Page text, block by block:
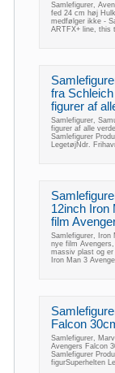
Samlefigurer,
fed 24 cm høj
medfølger ikke -
ARTFX+ line, this
fra
figurer af
Samlefigurer,
figurer af alle
Samlefigurer
LegetøjNdr.
12inch Iron
film
Samlefigurer, Iron
nye film
massiv plast og
Iron Man 3
Falcon
Samlefigurer,
Avengers Falcon
Samlefigurer
figurSuperhelten